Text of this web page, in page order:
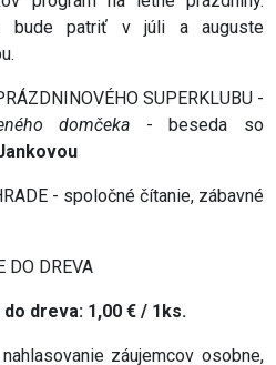
bude patriť v júli a auguste
SUPERKLUBU -
domčeka - beseda so
- spoločné čítanie, zábavné
DREVA
dreva: 1,00 € / 1ks.
nahlasovanie záujemcov osobne,